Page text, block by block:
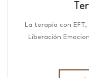
La terapia con
Liberación